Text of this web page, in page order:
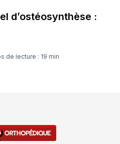
d’ostéosynthèse :
de lecture : 19 min